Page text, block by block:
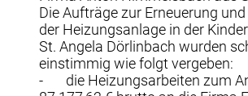
Die Aufträge zur Erneuerung
der Heizungsanlage in der
St. Angela Dörlinbach wurden
einstimmig wie folgt vergeben:
- die Heizungsarbeiten zum